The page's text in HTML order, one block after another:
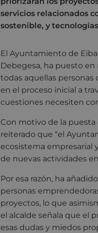
servicios relacionados
sostenible, y
El Ayuntamiento de
Debegesa, ha puesto en
todas aquellas personas
en el proceso inicial a
cuestiones necesiten
Con motivo de la puesta
reiterado que “el
ecosistema
de nuevas actividades
Por esa razón, ha
personas
proyectos, lo que
el alcalde señala que el
esas dudas y miedos